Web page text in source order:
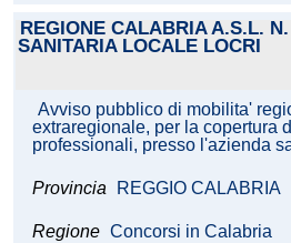
REGIONE CALABRIA A.S.L.
SANITARIA LOCALE LOCRI
Avviso pubblico di mobilita'
extraregionale, per la copertura
professionali, presso l'azienda
Provincia REGGIO CALABRIA
Regione Concorsi in Calabria